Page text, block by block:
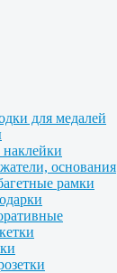
для медалей
основания
рамки